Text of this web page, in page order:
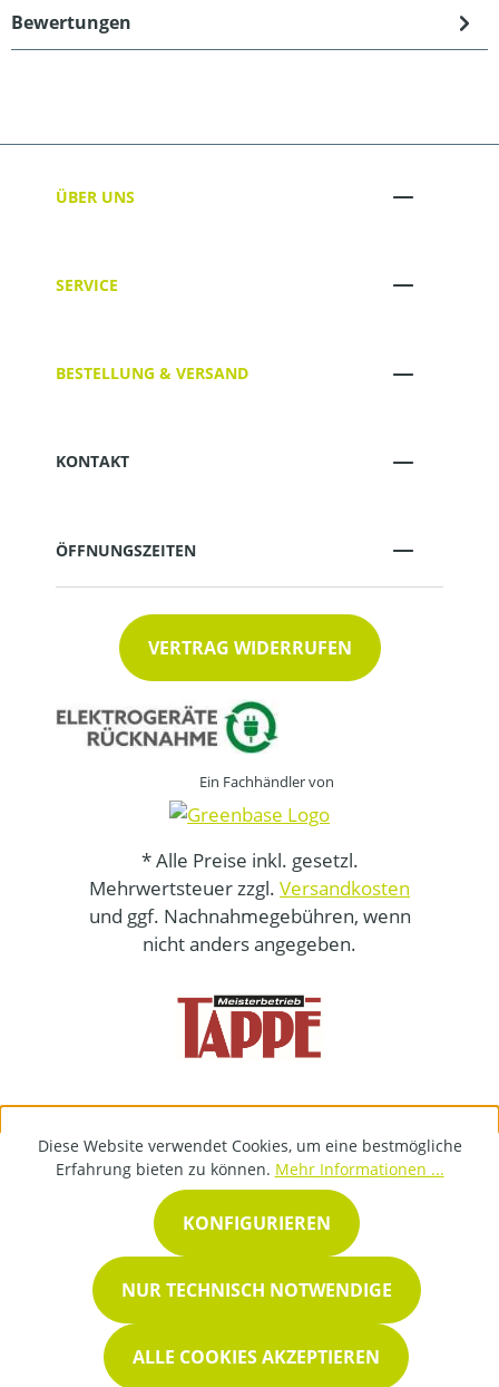
Bewertungen
ÜBER UNS
SERVICE
BESTELLUNG & VERSAND
KONTAKT
ÖFFNUNGSZEITEN
VERTRAG WIDERRUFEN
Ein Fachhändler von
* Alle Preise inkl. gesetzl.
Mehrwertsteuer zzgl. Versandkosten
und ggf. Nachnahmegebühren, wenn
nicht anders angegeben.
Diese Website verwendet Cookies, um eine bestmögliche
Erfahrung bieten zu können. Mehr Informationen ...
NUR TECHNISCH NOTWENDIGE
KONFIGURIEREN
ALLE COOKIES AKZEPTIEREN